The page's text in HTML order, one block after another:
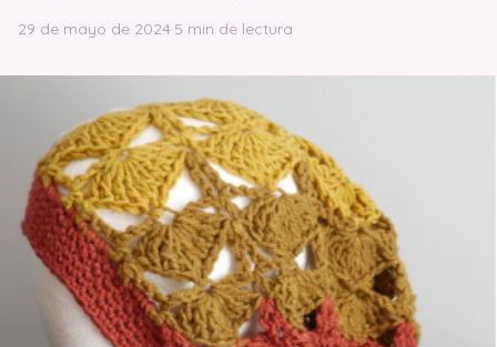
29 de mayo de 2024·5 min de lectura